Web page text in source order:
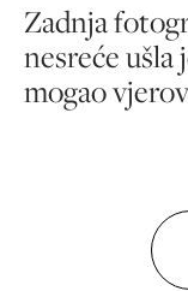
Zadnja
nesreće ušla
mogao